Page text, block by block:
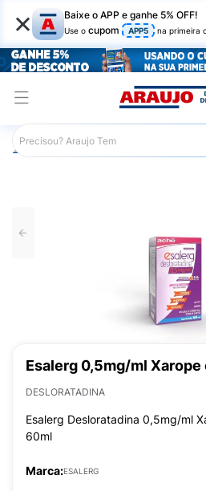
× Baixe o APP e ganhe 5% OFF!
Use o cupom APP5 na primeira
Araujo Medicamentos
Esalerg 0,5mg/ml
DESLORATADINA
Esalerg Desloratadina 0,5mg/ml
60ml
Marca:ESALERG